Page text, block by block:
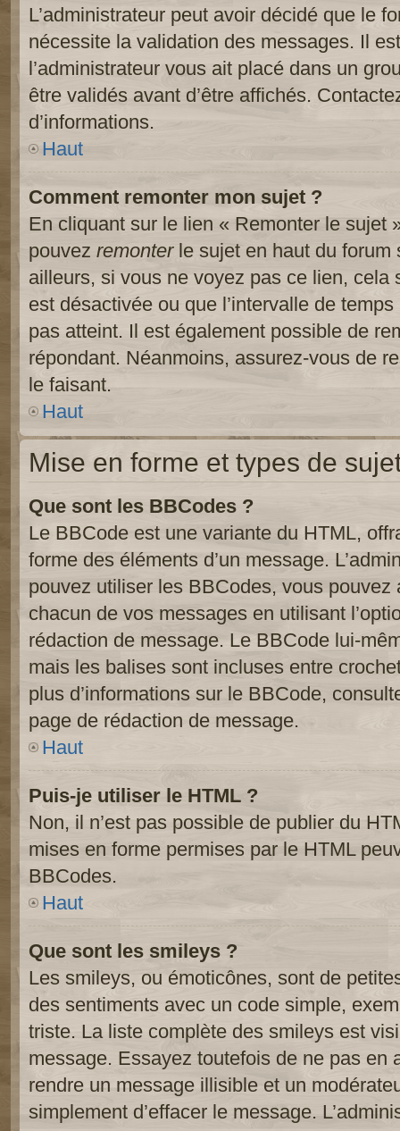
L’administrateur peut avoir décidé que le
nécessite la validation des messages. Il
l’administrateur vous ait placé dans un
être validés avant d’être affichés.
d’informations.
Haut
Comment remonter mon sujet ?
En cliquant sur le lien « Remonter le sujet
pouvez remonterle sujet en haut du forum
ailleurs, si vous ne voyez pas ce lien, cela
est désactivée ou que l’intervalle de
pas atteint. Il est également possible de
répondant. Néanmoins, assurez-vous de
le faisant.
Haut
Mise en forme et types de
Que sont les BBCodes ?
Le BBCode est une variante du HTML,
forme des éléments d’un message.
pouvez utiliser les BBCodes, vous
chacun de vos messages en utilisant
rédaction de message. Le BBCode lui-
mais les balises sont incluses entre
plus d’informations sur le BBCode,
page de rédaction de message.
Haut
Puis-je utiliser le HTML ?
Non, il n’est pas possible de publier du
mises en forme permises par le HTML
BBCodes.
Haut
Que sont les smileys ?
Les smileys, ou émoticônes, sont de
des sentiments avec un code simple,
triste. La liste complète des smileys est
message. Essayez toutefois de ne pas en
rendre un message illisible et un
simplement d’effacer le message.